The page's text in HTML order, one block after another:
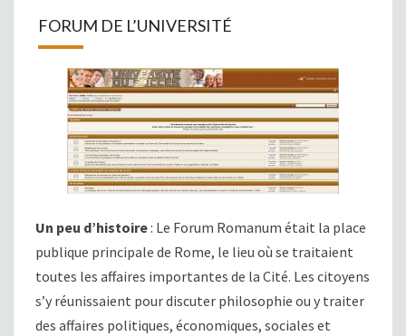
FORUM DE L’UNIVERSITÉ
Un peu d’histoire: Le Forum Romanum était la place
publique principale de Rome, le lieu où se traitaient
toutes les affaires importantes de la Cité. Les citoyens
s’y réunissaient pour discuter philosophie ou y traiter
des affaires politiques, économiques, sociales et